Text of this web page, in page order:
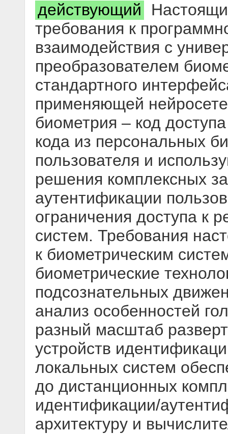
действующий
требования к
взаимодействия с
преобразователем
стандартного
применяющей
биометрия – код
кода из персональных
пользователя и
решения комплексных
аутентификации
ограничения доступа к
систем. Требования
к биометрическим
биометрические
подсознательных
анализ особенностей
разный масштаб
устройств
локальных систем
до дистанционных
идентификации/
архитектуру и